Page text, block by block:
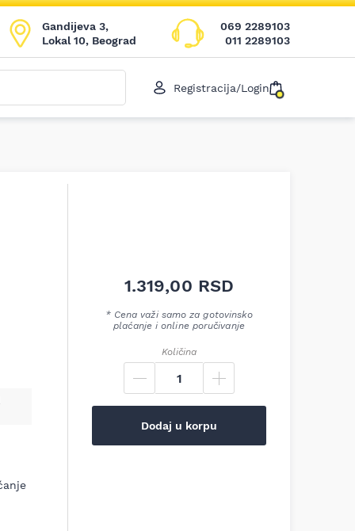
Gandijeva 3,
Lokal 10, Beograd
069 2289103
011 2289103
Registracija/Login
1.319,00 RSD
* Cena važi samo za gotovinsko
plaćanje i online poručivanje
Količina
Dodaj u korpu